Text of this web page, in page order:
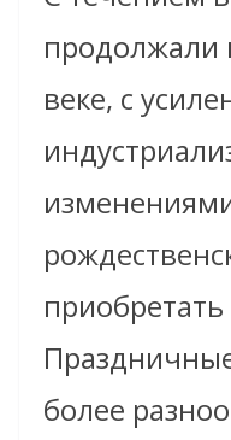
продолжали
веке, с
более